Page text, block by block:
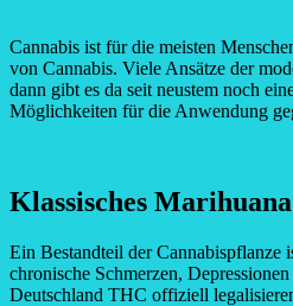
Cannabis ist für die meisten
von Cannabis. Viele Ansätze der
dann gibt es da seit neustem noch
Möglichkeiten für die Anwendung
Klassisches
Ein Bestandteil der
chronische Schmerzen,
Deutschland THC offiziell